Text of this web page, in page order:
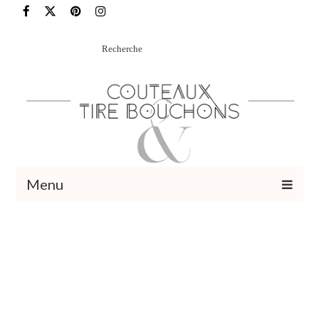
Rechercher
Menu